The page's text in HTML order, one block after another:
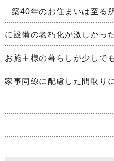
築40年のお住まいは至る
に設備の老朽化が激しかっ
お施主様の暮らしが少しで
家事同線に配慮した間取りに